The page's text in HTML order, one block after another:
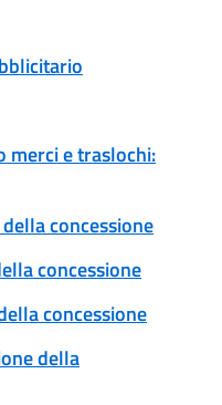
merci e traslochi:
concessione
concessione
concessione
della